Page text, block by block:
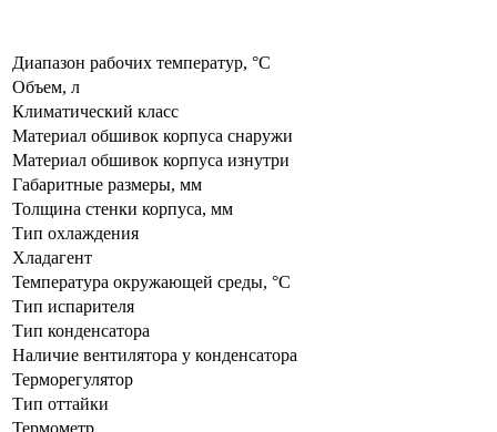
Диапазон рабочих температур, °C
Объем, л
Климатический класс
Материал обшивок корпуса снаружи
Материал обшивок корпуса изнутри
Габаритные размеры, мм
Толщина стенки корпуса, мм
Тип охлаждения
Хладагент
Температура окружающей среды, °С
Тип испарителя
Тип конденсатора
Наличие вентилятора у конденсатора
Терморегулятор
Тип оттайки
Термометр